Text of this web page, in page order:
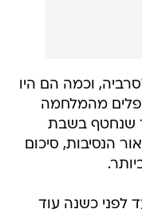
וכמה הם היו
מהמלחמה
שנחטף בשבת
הנסיבות, סיכום
לפני כשנה עוד